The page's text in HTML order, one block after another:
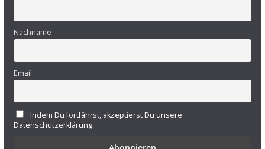
Nachname
Email
Indem Du fortfährst, akzeptierst Du unsere
Datenschutzerklärung.